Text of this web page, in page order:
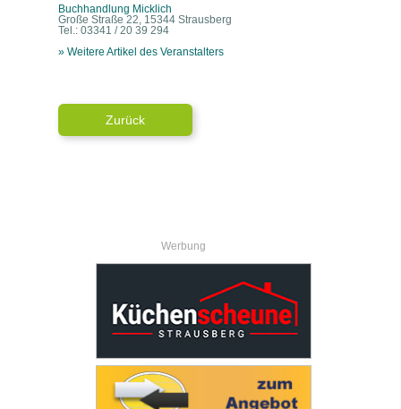
Buchhandlung Micklich
Große Straße 22, 15344 Strausberg
Tel.: 03341 / 20 39 294
» Weitere Artikel des Veranstalters
Zurück
Werbung